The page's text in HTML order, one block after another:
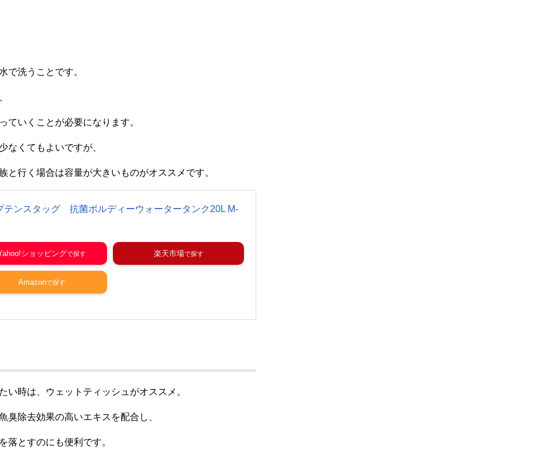
で洗うことです。
ていくことが必要になります。
なくてもよいですが、
と行く場合は容量が大きいものがオススメです。
テンスタッグ 抗菌ボルディーウォータータンク20L M-
ショッピング 楽天市場
Amazon
い時は、ウェットティッシュがオススメ。
臭除去効果の高いエキスを配合し、
落とすのにも便利です。